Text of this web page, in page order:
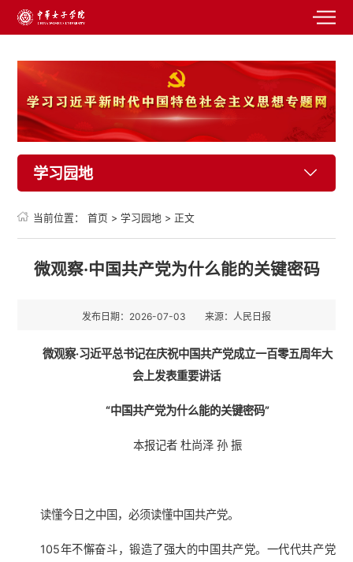
学习园地
当前位置：首页 >学习园地 > 正文
微观察·中国共产党为什么能的关键密码
发布日期：2026-07-03 来源：人民日报
微观察·习近平总书记在庆祝中国共产党成立一百零五周年大
会上发表重要讲话
“中国共产党为什么能的关键密码”
本报记者 杜尚泽 孙 振
读懂今日之中国，必须读懂中国共产党。
105年不懈奋斗，锻造了强大的中国共产党。一代代共产党